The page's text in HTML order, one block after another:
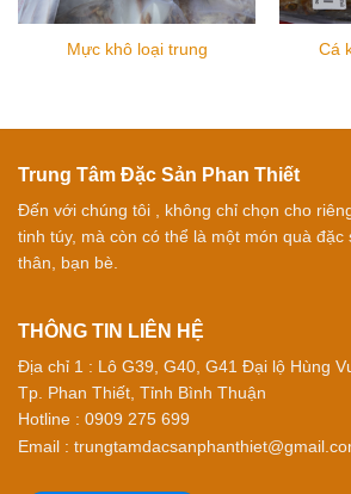
Mực khô loại trung Cá
Trung Tâm Đặc Sản Phan Thiết
Đến với chúng tôi , không chỉ chọn cho
tinh túy, mà còn có thể là một món quà
thân, bạn bè.
THÔNG TIN LIÊN HỆ
Địa chỉ 1 : Lô G39, G40, G41 Đại lộ Hùng
Tp. Phan Thiết, Tỉnh Bình Thuận
Hotline : 0909 275 699
Email :